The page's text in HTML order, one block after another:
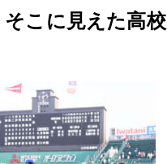
こに見えた高校